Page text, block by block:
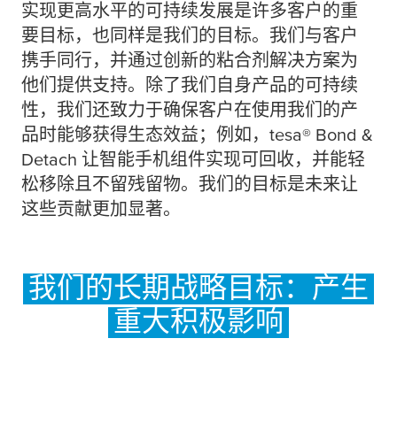
实现更高水平的可持续发展是许多客户的重
要目标，也同样是我们的目标。我们与客户
携手同行，并通过创新的粘合剂解决方案为
他们提供支持。除了我们自身产品的可持续
性，我们还致力于确保客户在使用我们的产
品时能够获得生态效益；例如， tesa® Bond &
Detach 让智能手机组件实现可回收，并能轻
松移除且不留残留物。我们的目标是未来让
这些贡献更加显著。
我们的长期战略目标：产生
重大积极影响